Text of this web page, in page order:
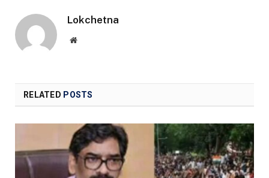
Lokchetna
Website
RELATED POSTS